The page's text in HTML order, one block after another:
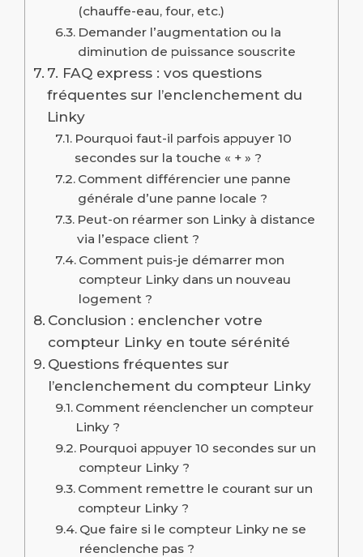
(chauffe-eau, four, etc.)
Demander l’augmentation ou la
diminution de puissance souscrite
7. FAQ express : vos questions
fréquentes sur l’enclenchement du
Linky
Pourquoi faut-il parfois appuyer 10
secondes sur la touche « + » ?
Comment différencier une panne
générale d’une panne locale ?
Peut-on réarmer son Linky à distance
via l’espace client ?
Comment puis-je démarrer mon
compteur Linky dans un nouveau
logement ?
Conclusion : enclencher votre
compteur Linky en toute sérénité
Questions fréquentes sur
l’enclenchement du compteur Linky
Comment réenclencher un compteur
Linky ?
Pourquoi appuyer 10 secondes sur un
compteur Linky ?
Comment remettre le courant sur un
compteur Linky ?
Que faire si le compteur Linky ne se
réenclenche pas ?